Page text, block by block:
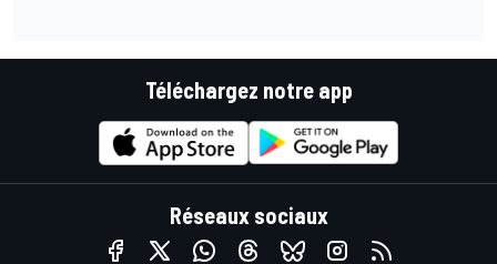
Téléchargez notre app
Réseaux sociaux